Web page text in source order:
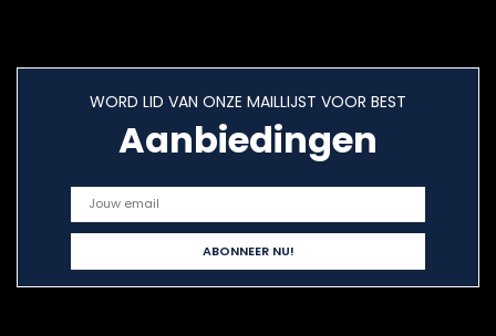
WORD LID VAN ONZE MAILLIJST VOOR BEST
Aanbiedingen